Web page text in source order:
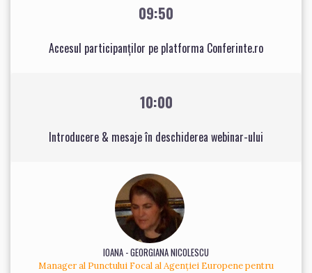
09:50
Accesul participanților pe platforma Conferinte.ro
10:00
Introducere & mesaje în deschiderea webinar-ului
IOANA - GEORGIANA NICOLESCU
Manager al Punctului Focal al Agenției Europene pentru